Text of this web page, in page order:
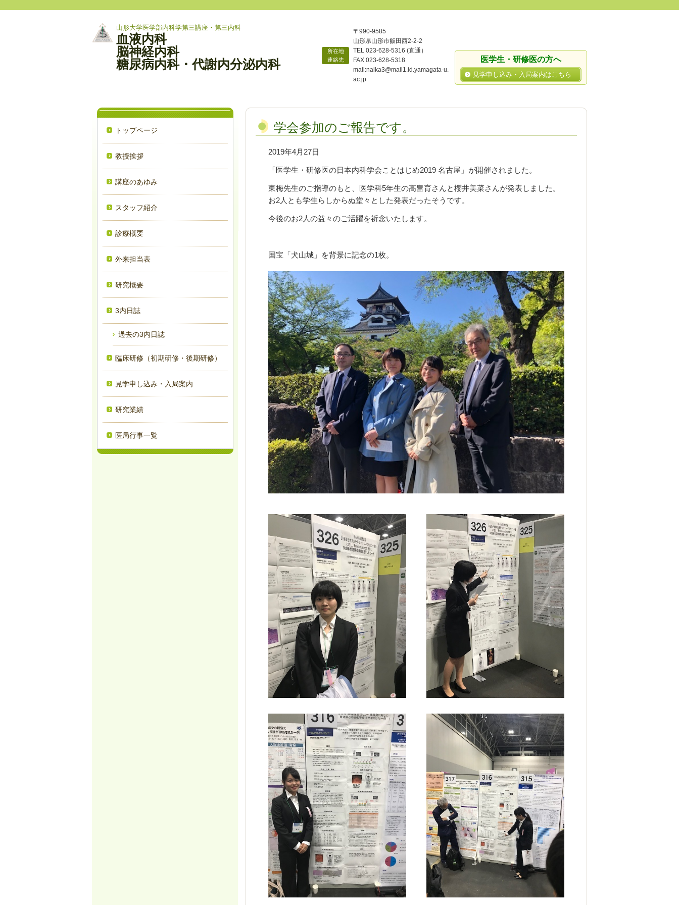
山形大学医学部内科学第三講座・第三内科
血液内科
脳神経内科
糖尿病内科・代謝内分泌内科
所在地
連絡先
〒990-9585
山形県山形市飯田西2-2-2
TEL 023-628-5316 (直通）
FAX 023-628-5318
mail:naika3@mail1.id.yamagata-u.
ac.jp
医学生・研修医の方へ
見学申し込み・入局案内はこちら
学会参加のご報告です。
2019年4月27日
「医学生・研修医の日本内科学会ことはじめ2019 名古屋」が開催されました。
東梅先生のご指導のもと、医学科5年生の高畠育さんと櫻井美菜さんが発表しました。
お2人とも学生らしからぬ堂々とした発表だったそうです。
今後のお2人の益々のご活躍を祈念いたします。
国宝「犬山城」を背景に記念の1枚。
トップページ
教授挨拶
講座のあゆみ
スタッフ紹介
診療概要
外来担当表
研究概要
3内日誌
過去の3内日誌
臨床研修（初期研修・後期研修）
見学申し込み・入局案内
研究業績
医局行事一覧